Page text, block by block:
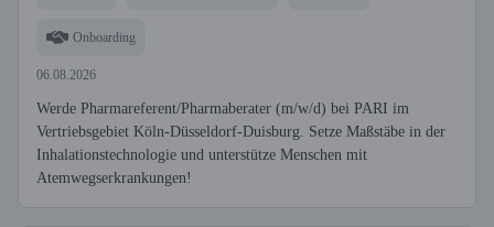
Onboarding
06.08.2026
Werde Pharmareferent/Pharmaberater (m/w/d) bei PARI im
Vertriebsgebiet Köln-Düsseldorf-Duisburg. Setze Maßstäbe in der
Inhalationstechnologie und unterstütze Menschen mit
Atemwegserkrankungen!